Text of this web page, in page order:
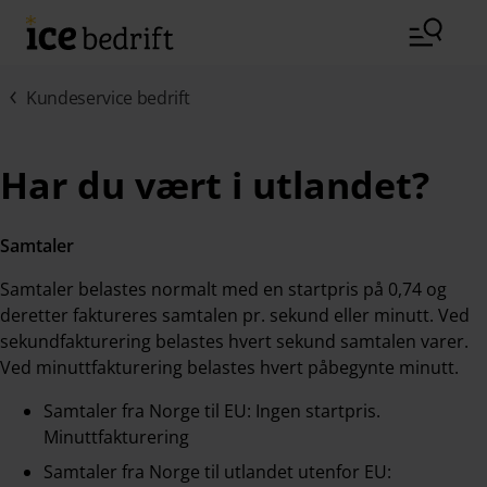
Hopp til hovedinnhold (Trykk Enter)
Kundeservice bedrift
Har du vært i utlandet?
Samtaler
Samtaler belastes normalt med en startpris på 0,74 og
deretter faktureres samtalen pr. sekund eller minutt. Ved
sekundfakturering belastes hvert sekund samtalen varer.
Ved minuttfakturering belastes hvert påbegynte minutt.
Samtaler fra Norge til EU: Ingen startpris.
Minuttfakturering
Samtaler fra Norge til utlandet utenfor EU: